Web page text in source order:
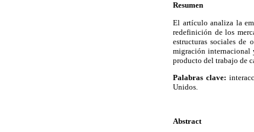
Resumen
El artículo analiza la
redefinición de los
estructuras sociales de
migración internacional
producto del trabajo de
Palabras clave:
Unidos.
Abstract